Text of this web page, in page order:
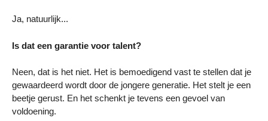
Ja, natuurlijk...
Is dat een garantie voor talent?
Neen, dat is het niet. Het is bemoedigend vast te stellen dat je
gewaardeerd wordt door de jongere generatie. Het stelt je een
beetje gerust. En het schenkt je tevens een gevoel van
voldoening.